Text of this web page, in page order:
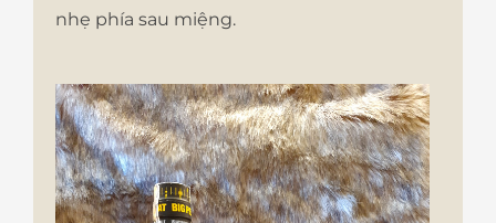
nhẹ phía sau miệng.